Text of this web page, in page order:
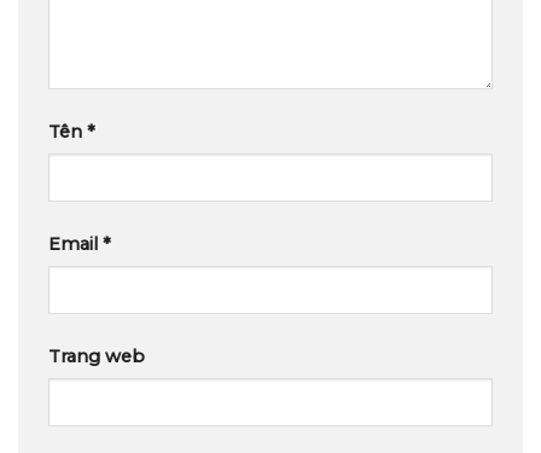
Tên *
Email *
Trang web